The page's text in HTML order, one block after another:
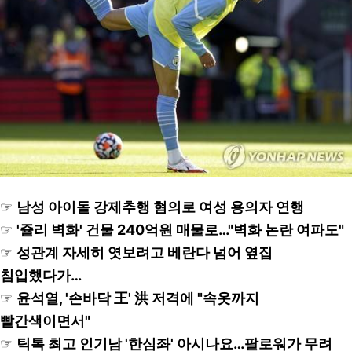
☞ 남성 아이돌 강제추행 혐의로 여성 용의자 연행
☞ '쥴리 벽화' 건물 240억원 매물로…"벽화 논란 여파도"
☞ 성관계 자세히 엿보려고 베란다 넘어 옆집
침입했다가…
☞ 윤석열, '손바닥 王' 洪 저격에 "속옷까지
빨간색이면서"
☞ 틱톡 최고 인기남 '한심좌' 아시나요…팔로워가 무려